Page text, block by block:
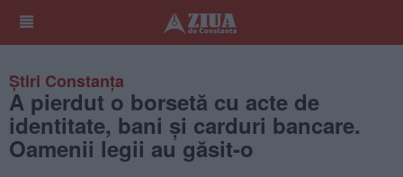
Știri Constanța
A pierdut o borsetă cu acte de
identitate, bani și carduri bancare.
Oamenii legii au găsit-o